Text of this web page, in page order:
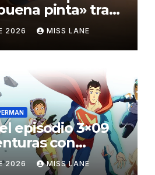
pinta» tras
«Supergirl»
2026 MISS LANE
episodio 3×09
con
2026 MISS LANE